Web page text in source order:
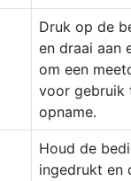
Druk op de
en draai aan
om een
voor gebruik
opname.
Houd de
ingedrukt en